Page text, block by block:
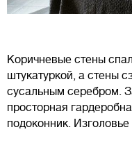
Коричневые стены
штукатуркой, а стены
сусальным серебром.
просторная
подоконник.